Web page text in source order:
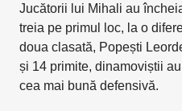
Jucătorii lui Mihali au
treia pe primul loc, la o
doua clasată, Popești
și 14 primite, dinamoviștii
cea mai bună defensivă.